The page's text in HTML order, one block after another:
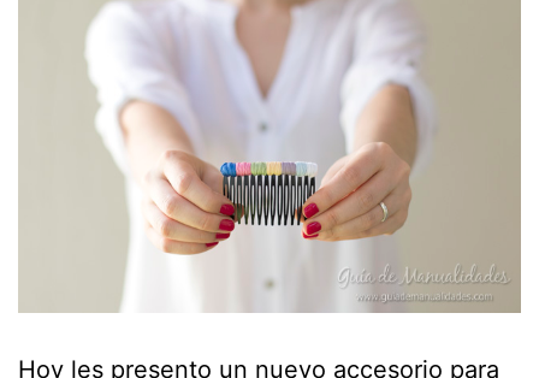
Hoy les presento un nuevo accesorio para